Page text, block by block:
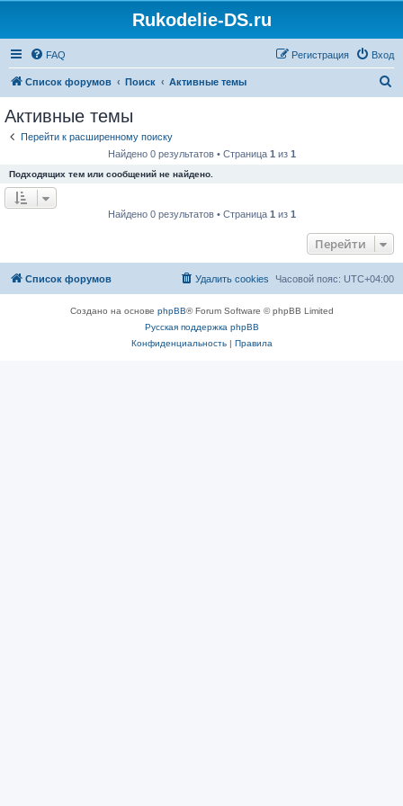
Rukodelie-DS.ru
FAQ Вход
Регистрация
Список форумов Поиск Активные темы
Активные темы
Перейти к расширенному поиску
Найдено 0 результатов • Страница 1 из 1
Подходящих тем или сообщений не найдено.
Найдено 0 результатов • Страница 1 из 1
Перейти
Список форумов Часовой пояс: UTC+04:00
Удалить cookies
Создано на основе phpBB® Forum Software © phpBB Limited
Русская поддержка phpBB
Конфиденциальность| Правила